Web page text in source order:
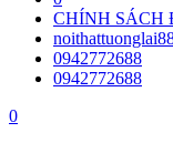
CHÍNH SÁCH
0942772688
0942772688
0